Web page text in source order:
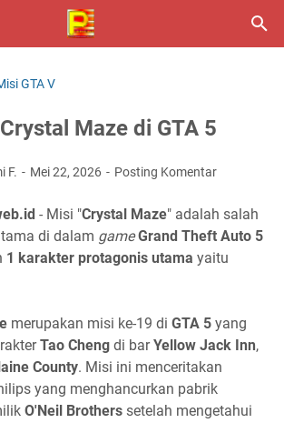
GTA V
Maze di GTA 5
F. Mei 22, 2026 Posting Komentar
- Misi "Crystal Maze" adalah salah
di dalam game Grand Theft Auto 5
1 karakter protagonis utama yaitu
merupakan misi ke-19 di GTA 5 yang
Tao Cheng di barYellow Jack Inn,
County. Misi ini menceritakan
yang menghancurkan pabrik
O'Neil Brothers setelah mengetahui